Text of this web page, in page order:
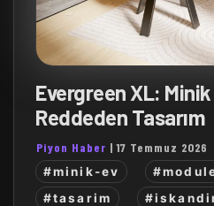
Evergreen XL: Minik
Reddeden Tasarım
Piyon Haber |17 Temmuz 2026
#minik-ev
#tasarim